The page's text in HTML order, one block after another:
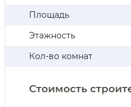
Площадь
Этажность
Кол-во комнат
Стоимость